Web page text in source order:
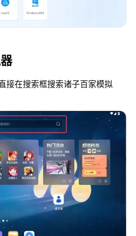
接在搜索框搜索诸子百家模拟